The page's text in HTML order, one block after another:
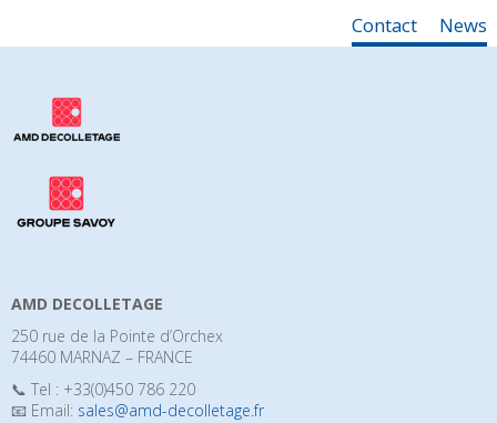
Contact News
AMD DECOLLETAGE
250 rue de la Pointe d’Orchex
74460 MARNAZ – FRANCE
📞 Tel : +33(0)450 786 220
📧 Email: sales@amd-decolletage.fr